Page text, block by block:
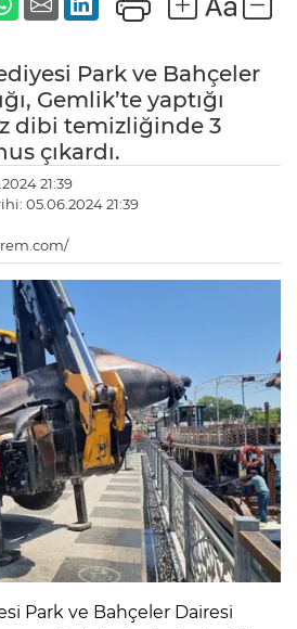
Park ve Bahçeler
Gemlik’te yaptığı
dibi temizliğinde 3
çıkardı.
21:39
05.06.2024 21:39
Park ve Bahçeler Dairesi